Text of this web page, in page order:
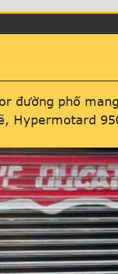
đường phố
Hypermotard